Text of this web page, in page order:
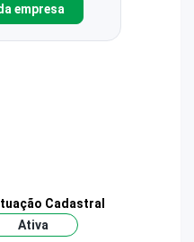
empresa
Cadastral
Ativa